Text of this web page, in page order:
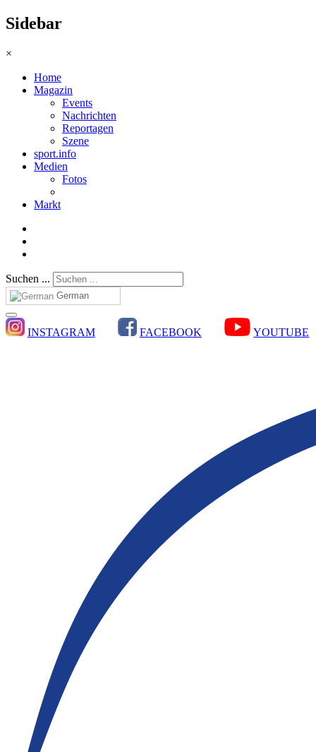
Sidebar
×
Home
Magazin
Events
Nachrichten
Reportagen
Szene
sport.info
Medien
Fotos
Markt
Suchen ...
German
INSTAGRAM FACEBOOK YOUTUBE